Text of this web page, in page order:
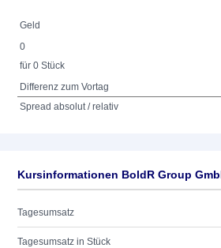
Geld
0
für 0 Stück
Differenz zum Vortag
Spread absolut / relativ
Kursinformationen BoldR Group
Tagesumsatz
Tagesumsatz in Stück